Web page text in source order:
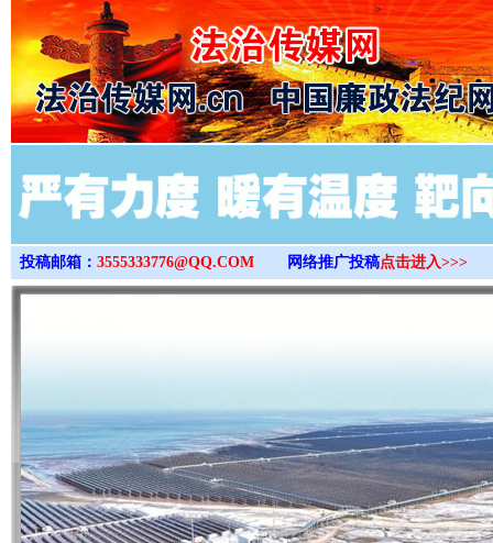
>
投稿邮箱： 3555333776@QQ.COM 网络推广投稿点击进入>>>